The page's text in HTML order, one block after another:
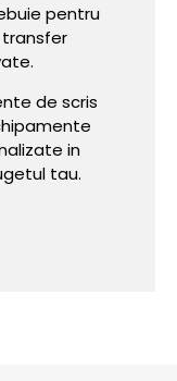
pentru
transfer
de scris
in
tau.